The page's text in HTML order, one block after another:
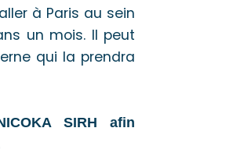
à Paris au sein
un mois. Il peut
qui la prendra
SIRH afin